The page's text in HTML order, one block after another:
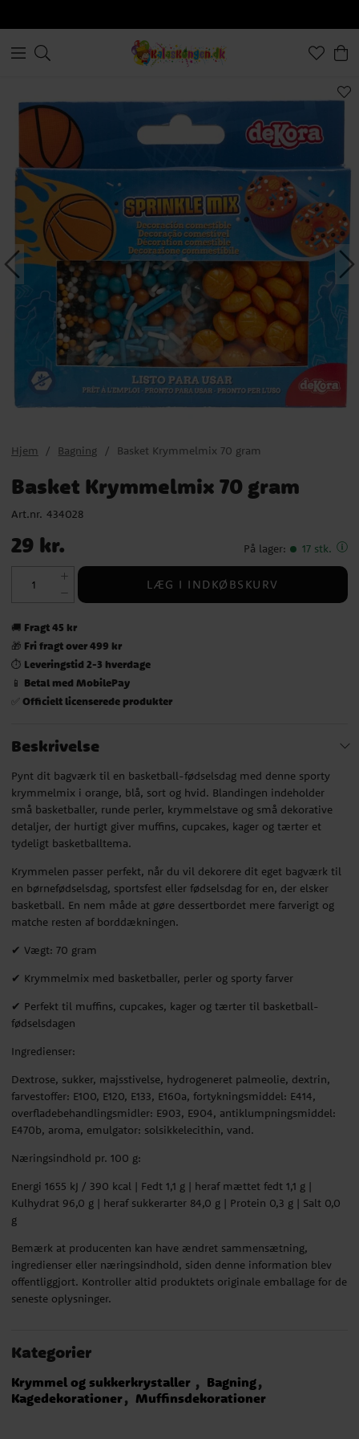
Hjem Bagning Basket Krymmelmix 70 gram
Basket Krymmelmix 70 gram
Art.nr. 434028
Pris: 29 kr.
29 kr. På lager: 17 stk.
LÆG I INDKØBSKURV
🚚 Fragt 45 kr
🎁 Fri fragt over 499 kr
⏱️ Leveringstid 2-3 hverdage
📱 Betal med MobilePay
✅ Officielt licenserede produkter
Beskrivelse
Pynt dit bagværk til en basketball-fødselsdag med denne sporty
krymmelmix i orange, blå, sort og hvid. Blandingen indeholder
små basketballer, runde perler, krymmelstave og små dekorative
detaljer, der hurtigt giver muffins, cupcakes, kager og tærter et
tydeligt basketballtema.
Krymmelen passer perfekt, når du vil dekorere dit eget bagværk til
en børnefødselsdag, sportsfest eller fødselsdag for en, der elsker
basketball. En nem måde at gøre dessertbordet mere farverigt og
matche resten af borddækningen.
✔ Vægt: 70 gram
✔ Krymmelmix med basketballer, perler og sporty farver
✔ Perfekt til muffins, cupcakes, kager og tærter til basketball-
fødselsdagen
Ingredienser:
Dextrose, sukker, majsstivelse, hydrogeneret palmeolie, dextrin,
farvestoffer: E100, E120, E133, E160a, fortykningsmiddel: E414,
overfladebehandlingsmidler: E903, E904, antiklumpningsmiddel:
E470b, aroma, emulgator: solsikkelecithin, vand.
Næringsindhold pr. 100 g:
Energi 1655 kJ / 390 kcal | Fedt 1,1 g | heraf mættet fedt 1,1 g |
Kulhydrat 96,0 g | heraf sukkerarter 84,0 g | Protein 0,3 g | Salt 0,0
g
Bemærk at producenten kan have ændret sammensætning,
ingredienser eller næringsindhold, siden denne information blev
offentliggjort. Kontroller altid produktets originale emballage for de
seneste oplysninger.
Kategorier
Krymmel og sukkerkrystaller
Bagning
Kagedekorationer
Muffinsdekorationer